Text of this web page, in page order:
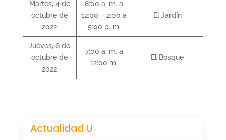
Martes, 4 de
octubre de
2022
8:00 a. m. a
12:00 – 2:00 a
5:00 p. m.
El Jardín
Jueves, 6 de
octubre de
2022
7:00 a. m. a
12:00 m.
El Bosque
Actualidad U